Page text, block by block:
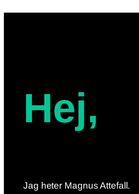
Hej,
Jag heter Magnus Attefall.